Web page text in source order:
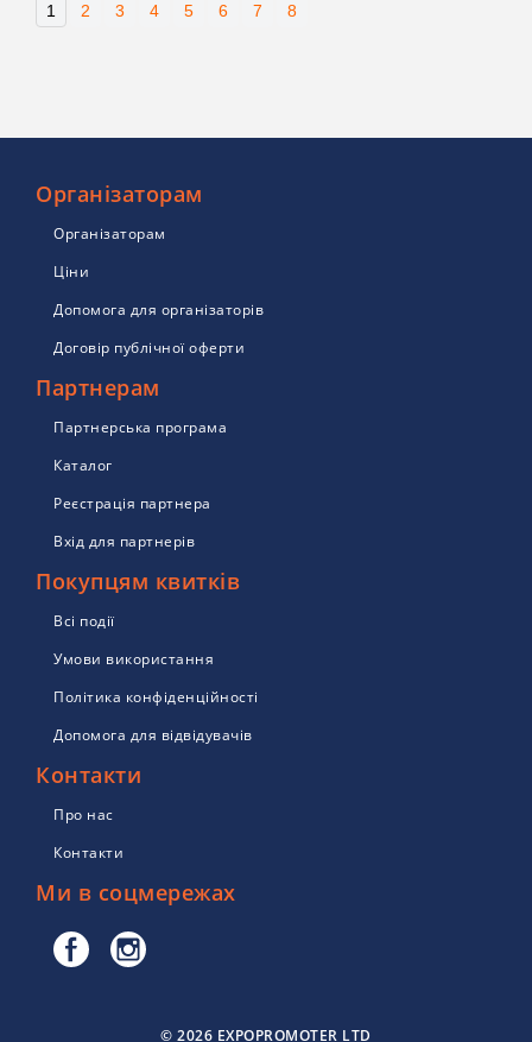
1 2 3 4 5 6 7 8
Організаторам
Організаторам
Ціни
Допомога для організаторів
Договір публічної оферти
Партнерам
Партнерська програма
Каталог
Реєстрація партнера
Вхід для партнерів
Покупцям квитків
Всі події
Умови використання
Політика конфіденційності
Допомога для відвідувачів
Контакти
Про нас
Контакти
Ми в соцмережах
© 2026 EXPOPROMOTER LTD